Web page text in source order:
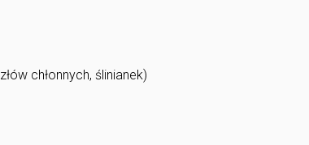
chłonnych, ślinianek)